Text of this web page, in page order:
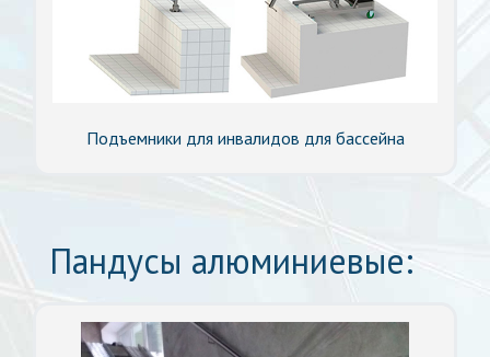
Подъемники для инвалидов для бассейна
Пандусы алюминиевые: